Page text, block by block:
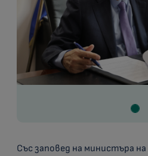
Със заповед на министъра